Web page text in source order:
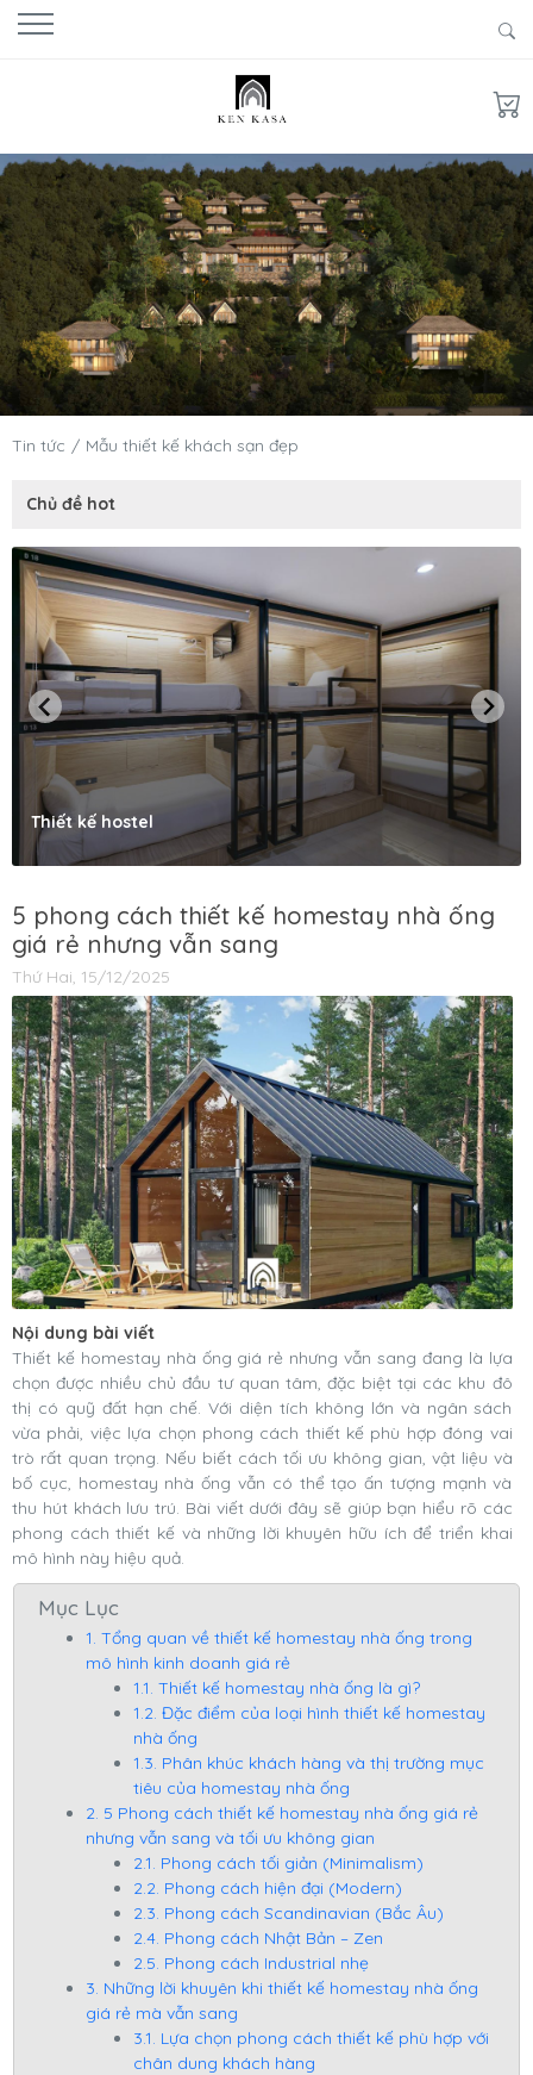
Tin tức Mẫu thiết kế khách sạn đẹp
Chủ đề hot
Thiết kế hostel
5 phong cách thiết kế homestay nhà ống
giá rẻ nhưng vẫn sang
Thứ Hai, 15/12/2025
Nội dung bài viết
Thiết kế homestay nhà ống giá rẻ nhưng vẫn sang đang là lựa
chọn được nhiều chủ đầu tư quan tâm, đặc biệt tại các khu đô
thị có quỹ đất hạn chế. Với diện tích không lớn và ngân sách
vừa phải, việc lựa chọn phong cách thiết kế phù hợp đóng vai
trò rất quan trọng. Nếu biết cách tối ưu không gian, vật liệu và
bố cục, homestay nhà ống vẫn có thể tạo ấn tượng mạnh và
thu hút khách lưu trú. Bài viết dưới đây sẽ giúp bạn hiểu rõ các
phong cách thiết kế và những lời khuyên hữu ích để triển khai
mô hình này hiệu quả.
Mục Lục
1. Tổng quan về thiết kế homestay nhà ống trong
mô hình kinh doanh giá rẻ
1.1. Thiết kế homestay nhà ống là gì?
1.2. Đặc điểm của loại hình thiết kế homestay
nhà ống
1.3. Phân khúc khách hàng và thị trường mục
tiêu của homestay nhà ống
2. 5 Phong cách thiết kế homestay nhà ống giá rẻ
nhưng vẫn sang và tối ưu không gian
2.1. Phong cách tối giản (Minimalism)
2.2. Phong cách hiện đại (Modern)
2.3. Phong cách Scandinavian (Bắc Âu)
2.4. Phong cách Nhật Bản – Zen
2.5. Phong cách Industrial nhẹ
3. Những lời khuyên khi thiết kế homestay nhà ống
giá rẻ mà vẫn sang
3.1. Lựa chọn phong cách thiết kế phù hợp với
chân dung khách hàng